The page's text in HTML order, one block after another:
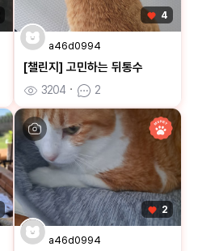
4
a46d0994
[챌린지] 고민하는 뒤통수
3204 ㆍ 2
2
a46d0994